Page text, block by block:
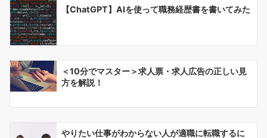
【ChatGPT】AIを使って職務経歴書を書いてみた
＜10分でマスター＞求人票・求人広告の正しい見
方を解説！
やりたい仕事がわからない人が適職に転職するに